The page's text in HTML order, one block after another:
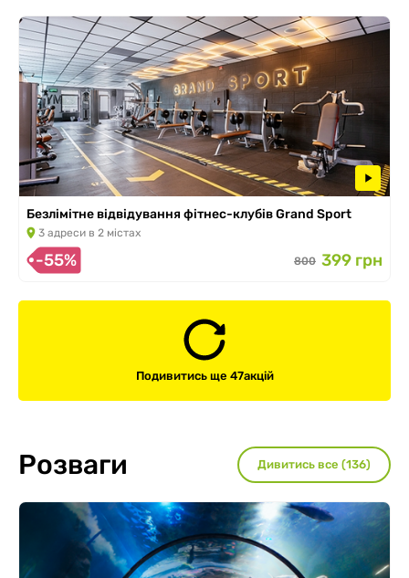
Безлімітне відвідування фітнес-клубів Grand Sport
3 адреси в 2 містах
-55% 800 399 грн
Подивитись ще 47акцій
Розваги Дивитись все (136)